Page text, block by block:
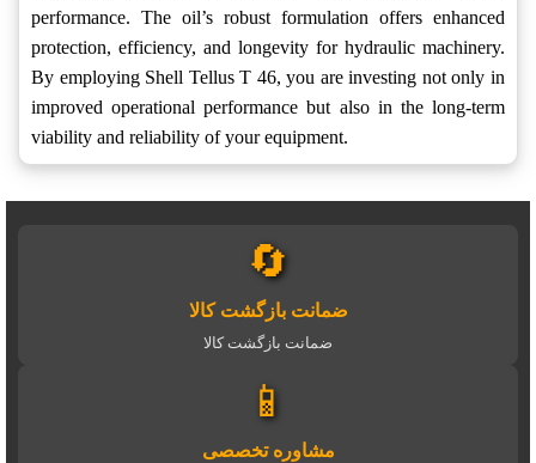
performance. The oil’s robust formulation offers enhanced
protection, efficiency, and longevity for hydraulic machinery.
By employing Shell Tellus T 46, you are investing not only in
improved operational performance but also in the long-term
viability and reliability of your equipment.
🔄
ضمانت بازگشت کالا
ضمانت بازگشت کالا
📱
مشاوره تخصصی